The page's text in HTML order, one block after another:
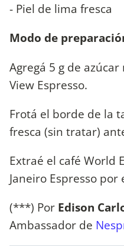
- Piel de lima fresca
Modo de
Agregá 5 g de
View Espresso.
Frotá el borde de la
fresca (sin tratar)
Extraé el café World
Janeiro Espresso
(***) Por Edison
Ambassador de